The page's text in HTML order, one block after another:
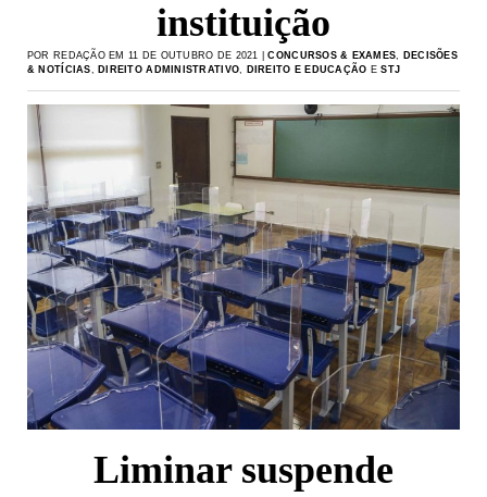
instituição
POR REDAÇÃO EM 11 DE OUTUBRO DE 2021 |CONCURSOS & EXAMES,
DECISÕES
& NOTÍCIAS, DIREITO ADMINISTRATIVO, DIREITO E EDUCAÇÃO ESTJ
Liminar suspende